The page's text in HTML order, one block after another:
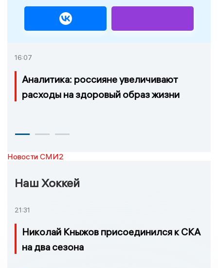
16:07
Аналитика: россияне увеличивают
расходы на здоровый образ жизни
Новости СМИ2
Наш Хоккей
21:31
Николай Кныжов присоединился к СКА
на два сезона